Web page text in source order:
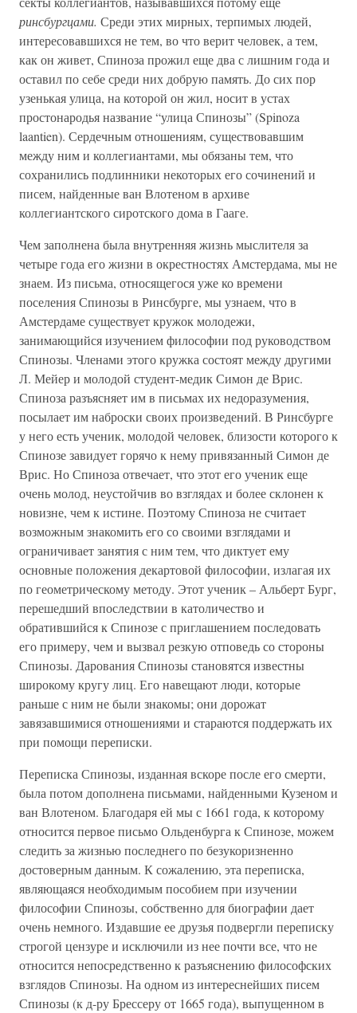
ринсбургцами. Среди этих мирных, терпимых людей,
интересовавшихся не тем, во что верит человек, а тем,
как он живет, Спиноза прожил еще два с лишним года и
оставил по себе среди них добрую память. До сих пор
узенькая улица, на которой он жил, носит в устах
простонародья название “улица Спинозы” (Spinoza
laantien). Сердечным отношениям, существовавшим
между ним и коллегиантами, мы обязаны тем, что
сохранились подлинники некоторых его сочинений и
писем, найденные ван Влотеном в архиве
коллегиантского сиротского дома в Гааге.
Чем заполнена была внутренняя жизнь мыслителя за
четыре года его жизни в окрестностях Амстердама, мы не
знаем. Из письма, относящегося уже ко времени
поселения Спинозы в Ринсбурге, мы узнаем, что в
Амстердаме существует кружок молодежи,
занимающийся изучением философии под руководством
Спинозы. Членами этого кружка состоят между другими
Л. Мейер и молодой студент-медик Симон де Врис.
Спиноза разъясняет им в письмах их недоразумения,
посылает им наброски своих произведений. В Ринсбурге
у него есть ученик, молодой человек, близости которого к
Спинозе завидует горячо к нему привязанный Симон де
Врис. Но Спиноза отвечает, что этот его ученик еще
очень молод, неустойчив во взглядах и более склонен к
новизне, чем к истине. Поэтому Спиноза не считает
возможным знакомить его со своими взглядами и
ограничивает занятия с ним тем, что диктует ему
основные положения декартовой философии, излагая их
по геометрическому методу. Этот ученик – Альберт Бург,
перешедший впоследствии в католичество и
обратившийся к Спинозе с приглашением последовать
его примеру, чем и вызвал резкую отповедь со стороны
Спинозы. Дарования Спинозы становятся известны
широкому кругу лиц. Его навещают люди, которые
раньше с ним не были знакомы; они дорожат
завязавшимися отношениями и стараются поддержать их
при помощи переписки.
Переписка Спинозы, изданная вскоре после его смерти,
была потом дополнена письмами, найденными Кузеном и
ван Влотеном. Благодаря ей мы с 1661 года, к которому
относится первое письмо Ольденбурга к Спинозе, можем
следить за жизнью последнего по безукоризненно
достоверным данным. К сожалению, эта переписка,
являющаяся необходимым пособием при изучении
философии Спинозы, собственно для биографии дает
очень немного. Издавшие ее друзья подвергли переписку
строгой цензуре и исключили из нее почти все, что не
относится непосредственно к разъяснению философских
взглядов Спинозы. На одном из интереснейших писем
Спинозы (к д-ру Брессеру от 1665 года), выпущенном в